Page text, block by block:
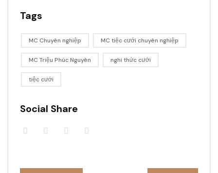
Tags
MC Chuyên nghiệp MC tiệc cưới chuyên nghiệp
MC Triệu Phúc Nguyên nghi thức cưới
tiệc cưới
Social Share